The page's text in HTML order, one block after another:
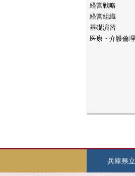
経営戦略
経営組織
基礎演習
医療・介護倫理
兵庫県